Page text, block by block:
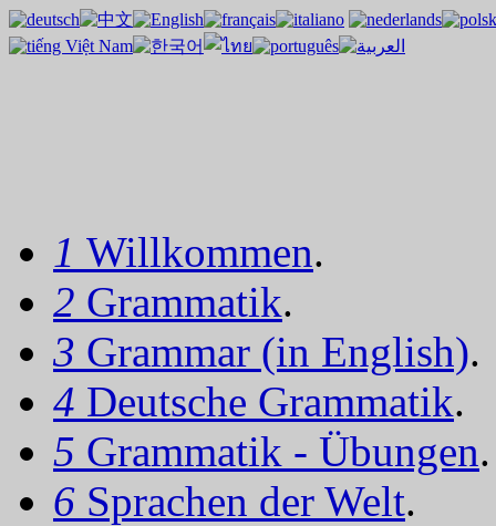
1 Willkommen.
2 Grammatik.
3 Grammar (in English).
4 Deutsche Grammatik.
5 Grammatik - Übungen.
6 Sprachen der Welt.